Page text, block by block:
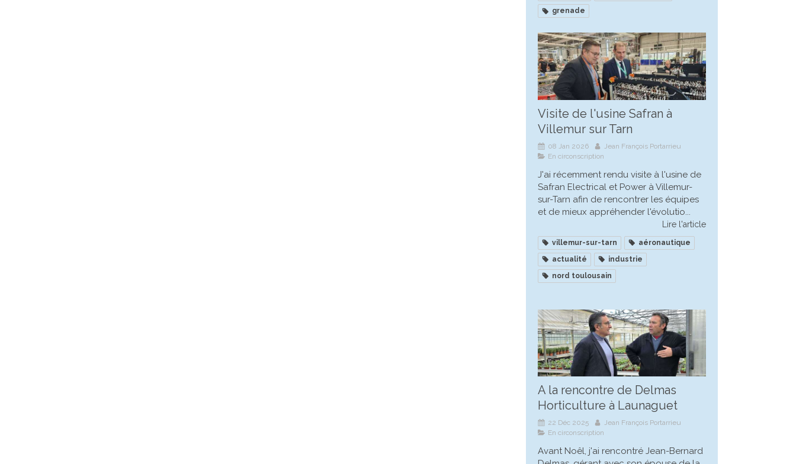
grenade
Visite de l'usine Safran à
Villemur sur Tarn
08 Jan 2026
Jean François Portarrieu
En circonscription
J'ai récemment rendu visite à l'usine de
Safran Electrical et Power à Villemur-
sur-Tarn afin de rencontrer les équipes
et de mieux appréhender l'évolutio...
Lire l'article
villemur-sur-tarn
aéronautique
actualité
industrie
nord toulousain
A la rencontre de Delmas
Horticulture à Launaguet
22 Déc 2025
Jean François Portarrieu
En circonscription
Avant Noêl, j'ai rencontré Jean-Bernard